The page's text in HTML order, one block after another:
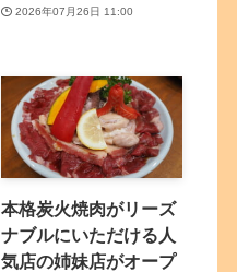
2026年07月26日 11:00
本格炭火焼肉がリーズ
ナブルにいただける人
気店の姉妹店がオープ